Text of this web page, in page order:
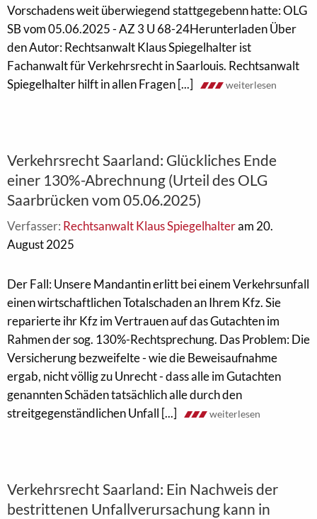
Vorschadens weit überwiegend stattgegebenn hatte: OLG
SB vom 05.06.2025 - AZ 3 U 68-24Herunterladen Über
den Autor: Rechtsanwalt Klaus Spiegelhalter ist
Fachanwalt für Verkehrsrecht in Saarlouis. Rechtsanwalt
Spiegelhalter hilft in allen Fragen [...]
weiterlesen
Verkehrsrecht Saarland: Glückliches Ende
einer 130%-Abrechnung (Urteil des OLG
Saarbrücken vom 05.06.2025)
Verfasser: Rechtsanwalt Klaus Spiegelhalteram 20.
August 2025
Der Fall: Unsere Mandantin erlitt bei einem Verkehrsunfall
einen wirtschaftlichen Totalschaden an Ihrem Kfz. Sie
reparierte ihr Kfz im Vertrauen auf das Gutachten im
Rahmen der sog. 130%-Rechtsprechung. Das Problem: Die
Versicherung bezweifelte - wie die Beweisaufnahme
ergab, nicht völlig zu Unrecht - dass alle im Gutachten
genannten Schäden tatsächlich alle durch den
streitgegenständlichen Unfall [...]
weiterlesen
Verkehrsrecht Saarland: Ein Nachweis der
bestrittenen Unfallverursachung kann in